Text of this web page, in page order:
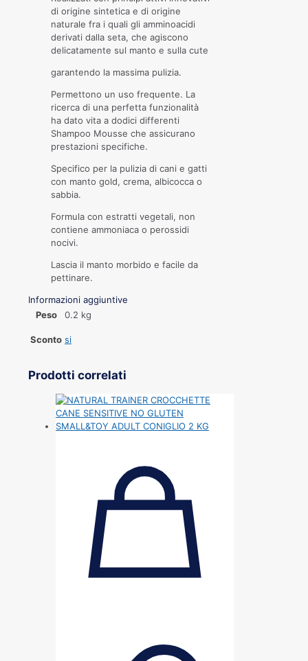
di origine sintetica e di origine
naturale fra i quali gli amminoacidi
derivati dalla seta, che agiscono
delicatamente sul manto e sulla cute
garantendo la massima pulizia.
Permettono un uso frequente. La
ricerca di una perfetta funzionalità
ha dato vita a dodici differenti
Shampoo Mousse che assicurano
prestazioni specifiche.
Specifico per la pulizia di cani e gatti
con manto gold, crema, albicocca o
sabbia.
Formula con estratti vegetali, non
contiene ammoniaca o perossidi
nocivi.
Lascia il manto morbido e facile da
pettinare.
Informazioni aggiuntive
Peso
0.2 kg
Sconto si
Prodotti correlati